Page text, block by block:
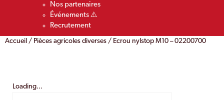
Nos partenaires
Événements ⚠️
Recrutement
Accueil / Pièces agricoles diverses / Ecrou nylstop M10 – 02200700
Loading...